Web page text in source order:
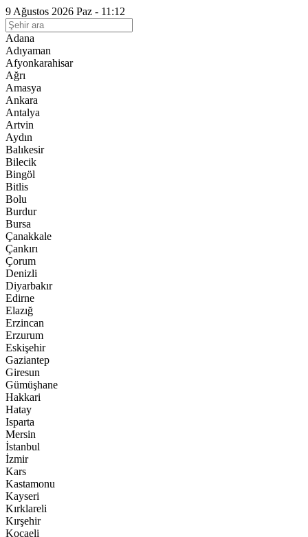
9 Ağustos 2026 Paz - 11:12
Adana
Adıyaman
Afyonkarahisar
Ağrı
Amasya
Ankara
Antalya
Artvin
Aydın
Balıkesir
Bilecik
Bingöl
Bitlis
Bolu
Burdur
Bursa
Çanakkale
Çankırı
Çorum
Denizli
Diyarbakır
Edirne
Elazığ
Erzincan
Erzurum
Eskişehir
Gaziantep
Giresun
Gümüşhane
Hakkari
Hatay
Isparta
Mersin
İstanbul
İzmir
Kars
Kastamonu
Kayseri
Kırklareli
Kırşehir
Kocaeli